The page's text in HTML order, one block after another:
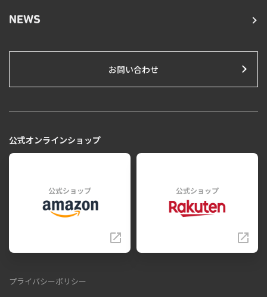
NEWS
お問い合わせ
公式オンラインショップ
公式ショップ 公式ショップ
プライバシーポリシー